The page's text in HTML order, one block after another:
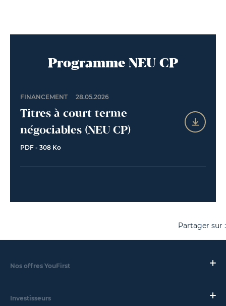
Programme NEU CP
FINANCEMENT 28.05.2026
Titres à court terme
négociables (NEU CP)
PDF - 308 Ko
Partager sur :
Nos offres YouFirst
Investisseurs